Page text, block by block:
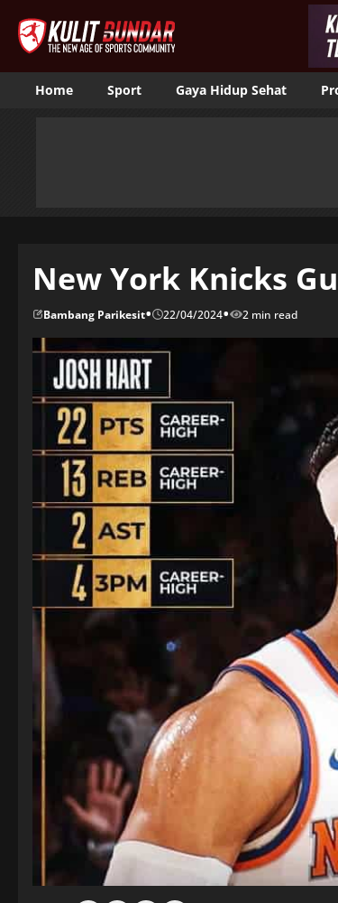
Home Sport Gaya Hidup Sehat
New York Knicks
Bambang Parikesit• 22/04/2024• 2 min read